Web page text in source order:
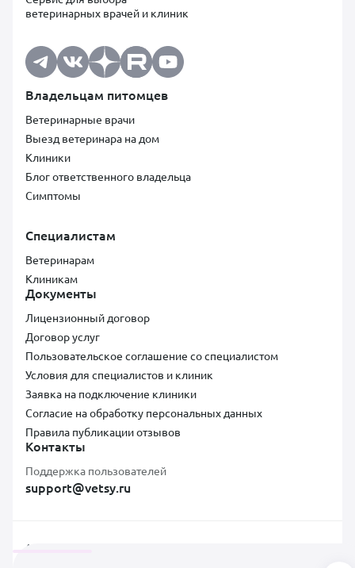
ветеринарных врачей и клиник
Владельцам питомцев
Ветеринарные врачи
Выезд ветеринара на дом
Клиники
Блог ответственного владельца
Симптомы
Специалистам
Ветеринарам
Клиникам
Документы
Лицензионный договор
Договор услуг
Пользовательское соглашение со специалистом
Условия для специалистов и клиник
Заявка на подключение клиники
Согласие на обработку персональных данных
Правила публикации отзывов
Контакты
Поддержка пользователей
support@vetsy.ru
Аккредитованная ИТ-компания ООО «ВЕТСИ», ИНН 7300037854,